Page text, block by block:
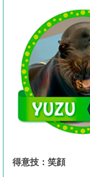
得意技：笑顔